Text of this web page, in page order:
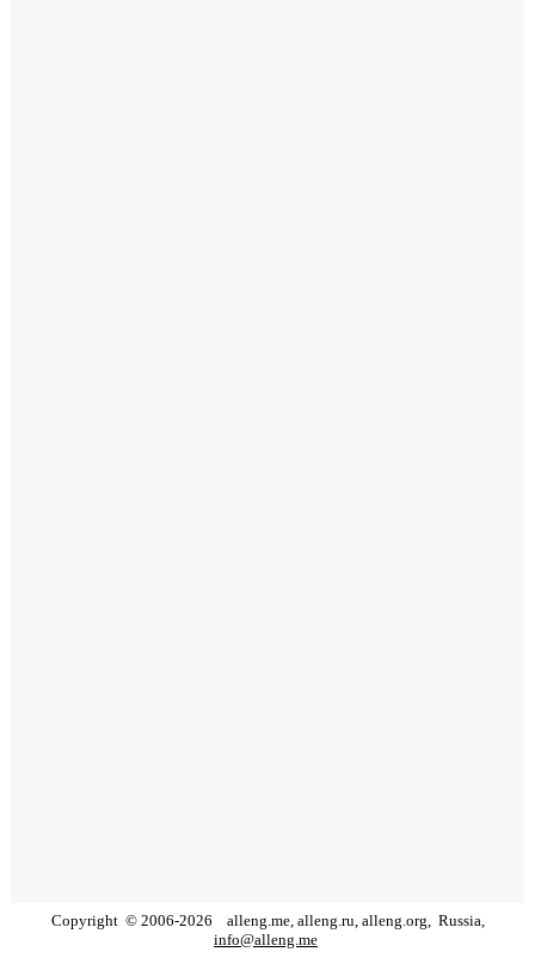
Copyright © 2006-2026 alleng.me, alleng.ru, alleng.org, Russia,
info@alleng.me